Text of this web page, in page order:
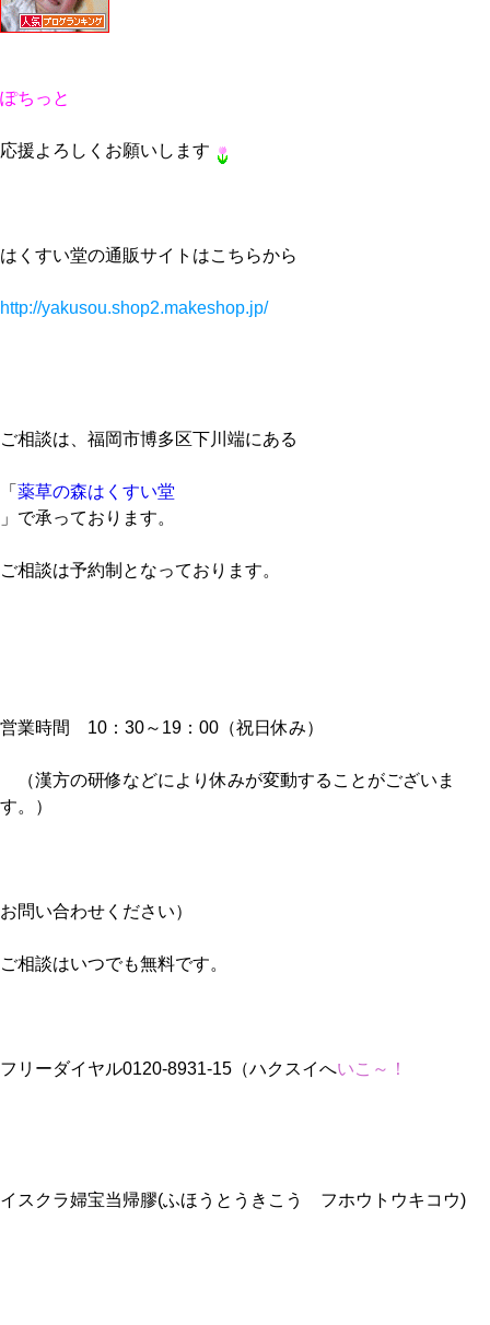
ぽちっと
応援よろしくお願いします
はくすい堂の通販サイトはこちらから
http://yakusou.shop2.makeshop.jp/
ご相談は、福岡市博多区下川端にある
「 薬草の森はくすい堂
」で承っております。
ご相談は予約制となっております。
営業時間 10：30～19：00（祝日休み）
（漢方の研修などにより休みが変動することがございま
す。）
お問い合わせください）
ご相談はいつでも無料です。
フリーダイヤル0120-8931-15（ハクスイへいこ～！
イスクラ婦宝当帰膠(ふほうとうきこう フホウトウキコウ)